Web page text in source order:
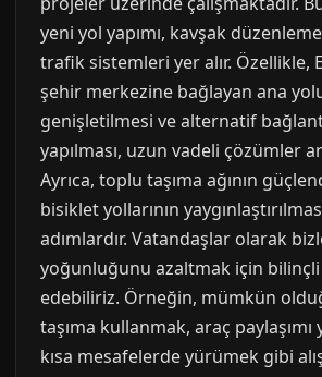
yeni yol yapımı, kavşak
trafik sistemleri yer alır. Özellikle,
şehir merkezine bağlayan ana
genişletilmesi ve alternatif
yapılması, uzun vadeli çözümler
Ayrıca, toplu taşıma ağının
bisiklet yollarının
adımlardır. Vatandaşlar olarak
yoğunluğunu azaltmak için
edebiliriz. Örneğin, mümkün
taşıma kullanmak, araç paylaşımı
kısa mesafelerde yürümek gibi